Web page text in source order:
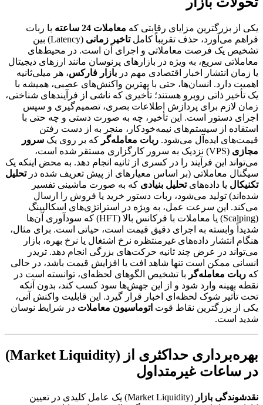
یکی از بزرگترین مزایای رقابتی که معاملات 24 ساعته
با ربات
فراهم می‌آورد، حذف تقریباً کاملتاخیر زمانی
(Latency) بین
تشخیص یک فرصت معاملاتی و اجرای آن است. در محیط‌های
معاملاتی سریع، به ویژه در بازارهای پرنوسان مانند ارزهای دیجیتال
یا زمان انتشار اخبار اقتصادی مهم در بازار فارکس، هر میلی‌ثانیه
اهمیت دارد. انسان‌ها، حتی با بهترین واکنش‌های عصبی، همیشه با
یک تأخیر ذاتی روبرو هستند؛ تأخیری که ناشی از فرآیندهای شناختی،
زمان لازم برای پردازش اطلاعات بصری، تصمیم‌گیری و سپس
اجرای دستور است. این تأخیر، چه به صورت دستی و چه حتی با
استفاده از سیستم‌های نیمه‌خودکار، منجر به از دست رفتن
قیمت‌های ایده‌آل می‌شود. ربات معامله‌گر که بر روی یک سرور
مجازی
(VPS) نزدیک به سرور کارگزاری مستقر شده است،
می‌تواند این فرآیند را در کسری از ثانیه انجام دهد. به محض اینکه یک
سیگنال معاملاتی (بر اساس معیارهای از پیش تعریف شده درتحلیل
تکنیکال یا داده‌هایتحلیل بنیادی که به صورت ماشینی تفسیر
شده‌اند) تولید می‌شود، ربات دستور خرید یا فروش را ارسال
می‌کند. این سرعت عمل، به ویژه در استراتژی‌های اسکالپینگ
(Scalping) یا معاملات با فرکانس بالا (HFT) که سودآوری آن‌ها
شدیداً وابسته به اجرای دقیق قیمت است، حیاتی است. برای مثال،
هنگام انتشار داده‌های غیرمنتظره نرخ اشتغال یا نرخ بهره، بازار
می‌تواند در عرض چند ثانیه حرکت‌های بزرگی انجام دهد. تریدر
انسانی ممکن است تنها شاهد افت یا افزایش قیمت باشد، در حالی
که ربات معامله‌گر با تشخیص الگوهای لحظه‌ای، توانسته است در
نقطه بهینه وارد شود و از این جهش‌ها سود کسب کند، بدون آنکه
تحت تأثیر شوک لحظه‌ای اخبار قرار گیرد. این قابلیت واکنش آنی،
یکی از بزرگترین نقاط قوت اتوماسیون معاملات در شرایط نوسان
شدید است.
بهره‌برداری حداکثری از (Market Liquidity)
در ساعات غیرمتداول
نقدشوندگی بازار
(Market Liquidity) یک عامل کلیدی در تعیین